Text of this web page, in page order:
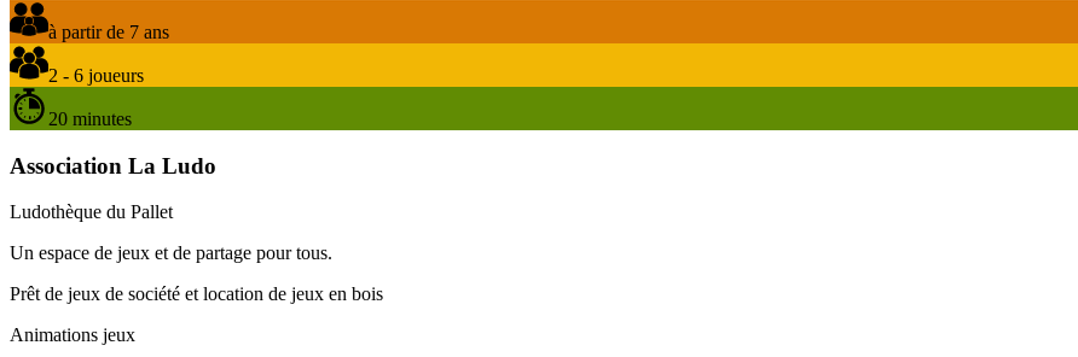
à partir de 7 ans
2 - 6 joueurs
20 minutes
Association La Ludo
Ludothèque du Pallet
Un espace de jeux et de partage pour tous.
Prêt de jeux de société et location de jeux en bois
Animations jeux